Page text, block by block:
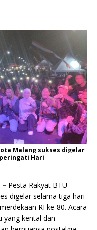
Malang sukses digelar
Hari
– Pesta Rakyat BTU
digelar selama tiga hari
RI ke-80. Acara
yang kental dan